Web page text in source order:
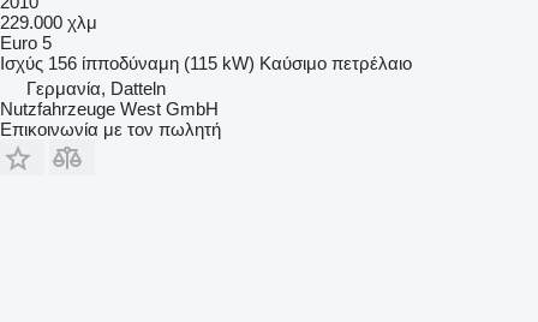
229.000 χλμ
Euro 5
Ισχύς 156 ίπποδύναμη (115 kW) Καύσιμο πετρέλαιο
Γερμανία, Datteln
Nutzfahrzeuge West GmbH
Επικοινωνία με τον πωλητή